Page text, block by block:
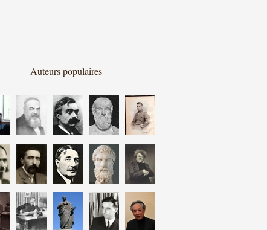
Auteurs populaires